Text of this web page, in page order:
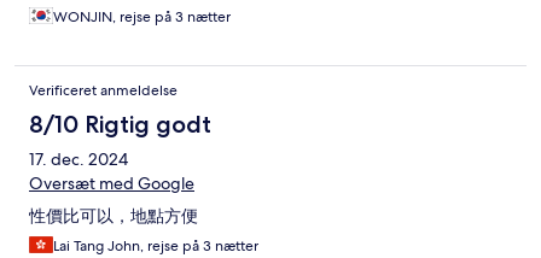
WONJIN, rejse på 3 nætter
Verificeret anmeldelse
8/10 Rigtig godt
17. dec. 2024
Oversæt med Google
性價比可以，地點方便
Lai Tang John, rejse på 3 nætter